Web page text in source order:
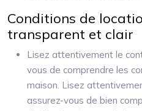
Conditions de
transparent et clair
Lisez attentivement le
vous de comprendre les
maison. Lisez
assurez-vous de bien